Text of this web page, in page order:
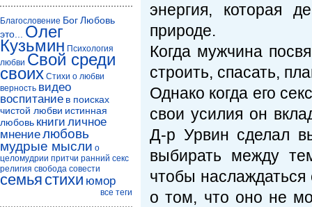
энергия, которая
природе.
Когда мужчина
строить, спасать,
Однако когда его
свои усилия он
Д-р Урвин сделал
выбирать между
чтобы наслаждаться
о том, что оно не
Благословение БогЛюбовь
это...
Олег
Кузьмин Психология
любви Свой среди
своих Стихи о любви
верность видео
воспитание в поисках
чистой любви истинная
любовь книги личное
мнениелюбовь
мудрые мысли о
целомудрии притчи ранний секс
религия свобода совести
семья стихи юмор
все теги